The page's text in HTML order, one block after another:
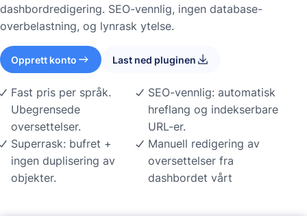
dashbordredigering. SEO-vennlig, ingen database-
overbelastning, og lynrask ytelse.
Opprett konto Last ned pluginen
Fast pris per språk.
Ubegrensede
oversettelser.
Superrask: bufret +
ingen duplisering av
objekter.
SEO-vennlig: automatisk
hreflang og indekserbare
URL-er.
Manuell redigering av
oversettelser fra
dashbordet vårt